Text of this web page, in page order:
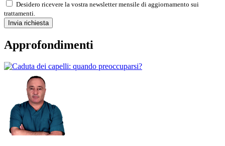
Desidero ricevere la vostra newsletter mensile di aggiornamento sui
trattamenti.
Invia richiesta
Approfondimenti